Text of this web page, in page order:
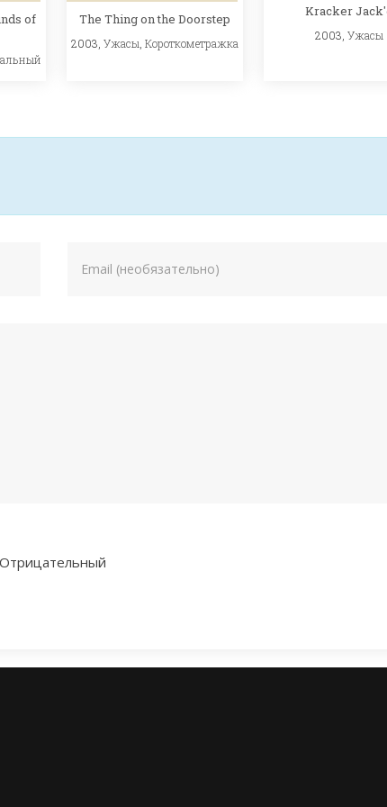
of
The Thing on the Doorstep
2003, Ужасы Короткометражка
Kracker
2003, Ужасы
Отрицательный